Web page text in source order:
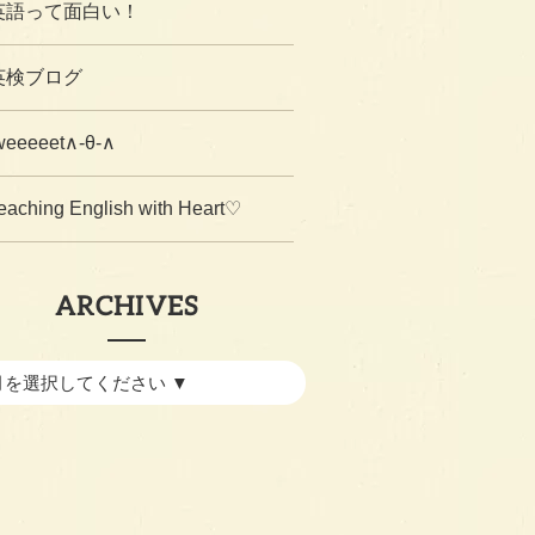
語って面白い！
検ブログ
θ-∧
English with Heart♡
ARCHIVES